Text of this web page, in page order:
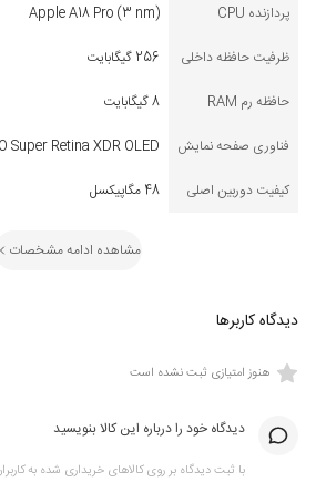
پردازنده CPU
Apple A18 Pro (3 nm)
ظرفیت حافظه داخلی
256 گیگابایت
حافظه رم RAM
8 گیگابایت
فناوری صفحه نمایش
Super Retina XDR OLED
کیفیت دوربین اصلی
48 مگاپیکسل
مشاهده ادامه مشخصات
دیدگاه کاربرها
هنوز امتیازی ثبت نشده است
دیدگاه خود را درباره این کالا بنویسید
با ثبت دیدگاه بر روی کالاهای خریداری شده به